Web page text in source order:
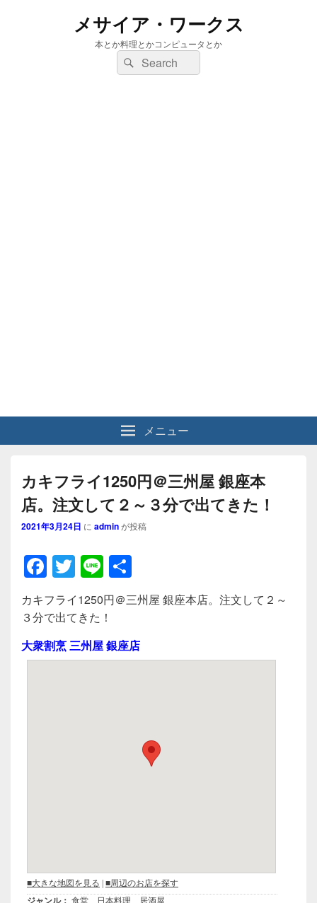
メサイア・ワークス
本とか料理とかコンピュータとか
検
索:
検
索
メニュー
カキフライ1250円＠三州屋 銀座本
店。注文して２～３分で出てきた！
2021年3月24日 に adminが投稿
F
a
c
e
b
T
wi
tt
er
Li
n
e
有
カキフライ1250円＠三州屋 銀座本店。注文して２～
３分で出てきた！
大衆割烹 三州屋 銀座店